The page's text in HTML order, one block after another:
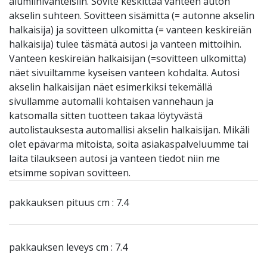
akselin suhteen. Sovitteen sisämitta (= autonne akselin
halkaisija) ja sovitteen ulkomitta (= vanteen keskireiän
halkaisija) tulee täsmätä autosi ja vanteen mittoihin.
Vanteen keskireiän halkaisijan (=sovitteen ulkomitta)
näet sivuiltamme kyseisen vanteen kohdalta. Autosi
akselin halkaisijan näet esimerkiksi tekemällä
sivullamme automalli kohtaisen vannehaun ja
katsomalla sitten tuotteen takaa löytyvästä
autolistauksesta automallisi akselin halkaisijan. Mikäli
olet epävarma mitoista, soita asiakaspalveluumme tai
laita tilaukseen autosi ja vanteen tiedot niin me
etsimme sopivan sovitteen.
pakkauksen pituus cm : 7.4
pakkauksen leveys cm : 7.4